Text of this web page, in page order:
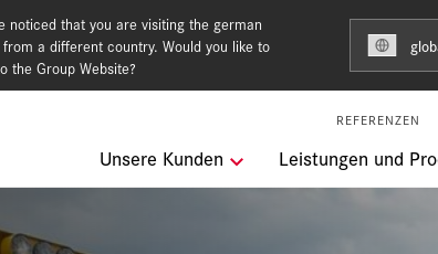
noticed that you are visiting the german
a different country. Would you like to
the Group Website?
REFERENZEN
Unsere Kunden Leistungen und